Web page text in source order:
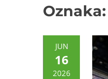
Oznaka:
JUN
16
2026